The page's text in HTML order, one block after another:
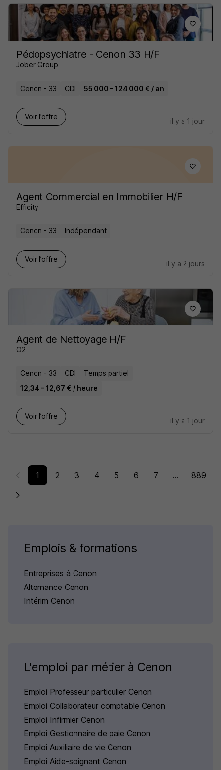
Pédopsychiatre - Cenon 33 H/F
Jober Group
Cenon - 33 CDI 55 000 - 124 000 € / an
Voir l’offre
il y a 1 jour
Agent Commercial en Immobilier H/F
Efficity
Cenon - 33 Indépendant
Voir l’offre
il y a 2 jours
Agent de Nettoyage H/F
O2
Cenon - 33 CDI
Temps partiel
12,34 - 12,67 € / heure
Voir l’offre
il y a 1 jour
1 2 3 4 5 6 7 ... 889
Emplois & formations
Entreprises à Cenon
Alternance Cenon
Intérim Cenon
L'emploi par métier à Cenon
Emploi Professeur particulier Cenon
Emploi Collaborateur comptable Cenon
Emploi Infirmier Cenon
Emploi Gestionnaire de paie Cenon
Emploi Auxiliaire de vie Cenon
Emploi Aide-soignant Cenon